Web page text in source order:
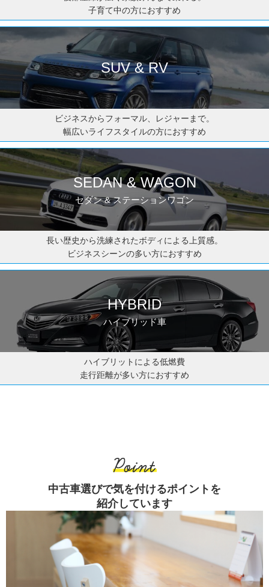
子育て中の方におすすめ
SUV & RV
ビジネスからフォーマル、レジャーまで。
幅広いライフスタイルの方におすすめ
SEDAN & WAGON
セダン & ステーションワゴン
長い歴史から洗練されたボディによる上質感。
ビジネスシーンの多い方におすすめ
HYBRID
ハイブリッド車
ハイブリットによる低燃費
走行距離が多い方におすすめ
中古車選びで気を付けるポイントを
紹介しています